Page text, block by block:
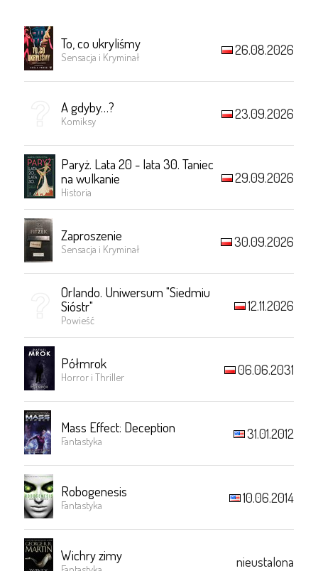
To, co ukryliśmy
Sensacja i Kryminał 26.08.2026
A gdyby…?
Komiksy 23.09.2026
Paryż. Lata 20 - lata 30. Taniec
na wulkanie
Historia
29.09.2026
Zaproszenie
Sensacja i Kryminał 30.09.2026
Orlando. Uniwersum "Siedmiu
Sióstr"
Powieść
12.11.2026
Półmrok
Horror i Thriller 06.06.2031
Mass Effect: Deception
Fantastyka 31.01.2012
Robogenesis
Fantastyka 10.06.2014
Wichry zimy nieustalona